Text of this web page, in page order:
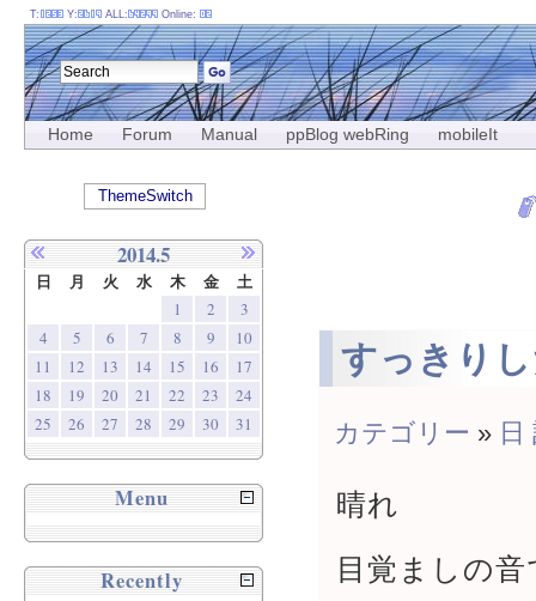
Home Forum Manual ppBlog webRing mobileIt
すっきり
カテゴリー » 日
晴れ
目覚ましの
T: Y: ALL: Online:
ThemeSwitch
2014.5
日 月 火 水 木 金 土
1 2
3
4
5 6 7 8 9
10
11
12 13 14 15 16
17
18
19 20 21 22 23
24
25
26 27 28 29 30 31
Menu
Recently